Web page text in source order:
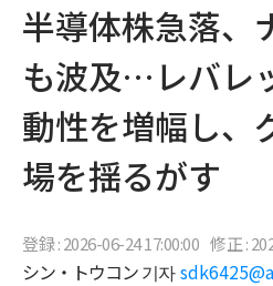
半導体株急落、
も波及…レバレ
動性を増幅し、
場を揺るがす
登録 : 2026-06-24 17:00:00 修正 :
シン・トウコン 기자